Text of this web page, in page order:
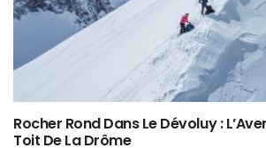
Rocher Rond Dans Le Dévoluy :
Toit De La Drôme